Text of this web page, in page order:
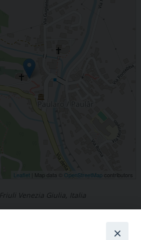
Leaflet | Map data © OpenStreetMap contributors
Venezia Giulia, Italia